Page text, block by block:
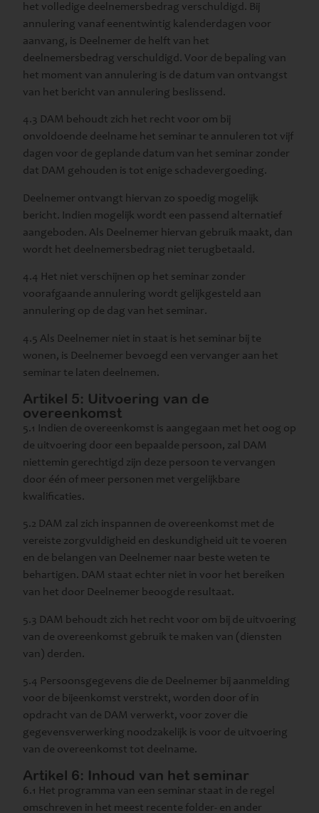
het volledige deelnemersbedrag verschuldigd. Bij
annulering vanaf eenentwintig kalenderdagen voor
aanvang, is Deelnemer de helft van het
deelnemersbedrag verschuldigd. Voor de bepaling van
het moment van annulering is de datum van ontvangst
van het bericht van annulering beslissend.
4.3 DAM behoudt zich het recht voor om bij
onvoldoende deelname het seminar te annuleren tot vijf
dagen voor de geplande datum van het seminar zonder
dat DAM gehouden is tot enige schadevergoeding.
Deelnemer ontvangt hiervan zo spoedig mogelijk
bericht. Indien mogelijk wordt een passend alternatief
aangeboden. Als Deelnemer hiervan gebruik maakt, dan
wordt het deelnemersbedrag niet terugbetaald.
4.4 Het niet verschijnen op het seminar zonder
voorafgaande annulering wordt gelijkgesteld aan
annulering op de dag van het seminar.
4.5 Als Deelnemer niet in staat is het seminar bij te
wonen, is Deelnemer bevoegd een vervanger aan het
seminar te laten deelnemen.
Artikel 5: Uitvoering van de
overeenkomst
5.1 Indien de overeenkomst is aangegaan met het oog op
de uitvoering door een bepaalde persoon, zal DAM
niettemin gerechtigd zijn deze persoon te vervangen
door één of meer personen met vergelijkbare
kwalificaties.
5.2 DAM zal zich inspannen de overeenkomst met de
vereiste zorgvuldigheid en deskundigheid uit te voeren
en de belangen van Deelnemer naar beste weten te
behartigen. DAM staat echter niet in voor het bereiken
van het door Deelnemer beoogde resultaat.
5.3 DAM behoudt zich het recht voor om bij de uitvoering
van de overeenkomst gebruik te maken van (diensten
van) derden.
5.4 Persoonsgegevens die de Deelnemer bij aanmelding
voor de bijeenkomst verstrekt, worden door of in
opdracht van de DAM verwerkt, voor zover die
gegevensverwerking noodzakelijk is voor de uitvoering
van de overeenkomst tot deelname.
Artikel 6: Inhoud van het seminar
6.1 Het programma van een seminar staat in de regel
omschreven in het meest recente folder- en ander